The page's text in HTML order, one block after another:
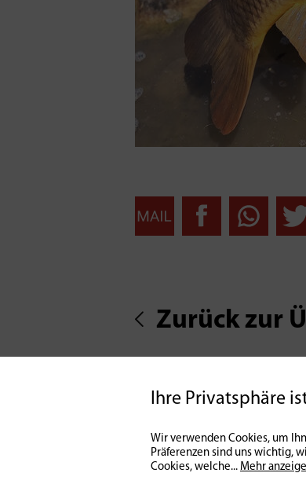
Zurück zur
Ihre Privatsphäre
Wir verwenden Cookies, um
Präferenzen sind uns wichtig,
Cookies, welche... Mehr